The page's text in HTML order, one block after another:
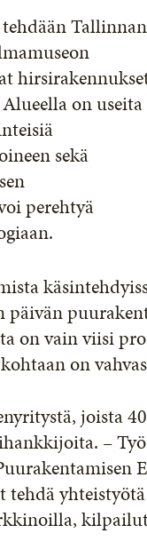
Tallinnan
on useita
sekä
perehtyä
päivän
on vain viisi
on
joista
–